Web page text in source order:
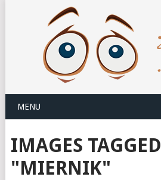
MENU
IMAGES TAGGED
"MIERNIK"